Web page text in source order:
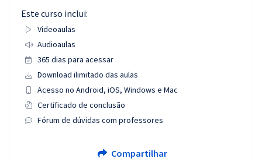
Este curso inclui:
Videoaulas
Audioaulas
365 dias para acessar
Download ilimitado das aulas
Acesso no Android, iOS, Windows e Mac
Certificado de conclusão
Fórum de dúvidas com professores
Compartilhar